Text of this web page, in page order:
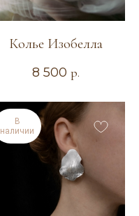
Колье Изобелла
8 500 р.
В
наличии